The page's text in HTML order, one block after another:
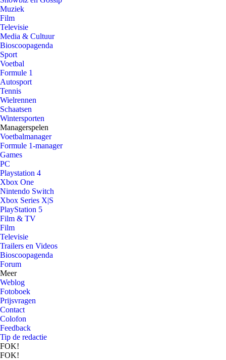
Muziek
Film
Televisie
Media & Cultuur
Bioscoopagenda
Sport
Voetbal
Formule 1
Autosport
Tennis
Wielrennen
Schaatsen
Wintersporten
Managerspelen
Voetbalmanager
Formule 1-manager
Games
PC
Playstation 4
Xbox One
Nintendo Switch
Xbox Series X|S
PlayStation 5
Film & TV
Film
Televisie
Trailers en Videos
Bioscoopagenda
Forum
Meer
Weblog
Fotoboek
Prijsvragen
Contact
Colofon
Feedback
Tip de redactie
FOK!
FOK!